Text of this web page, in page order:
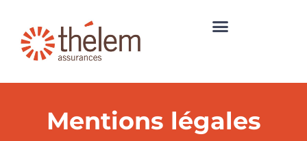
Mentions légales